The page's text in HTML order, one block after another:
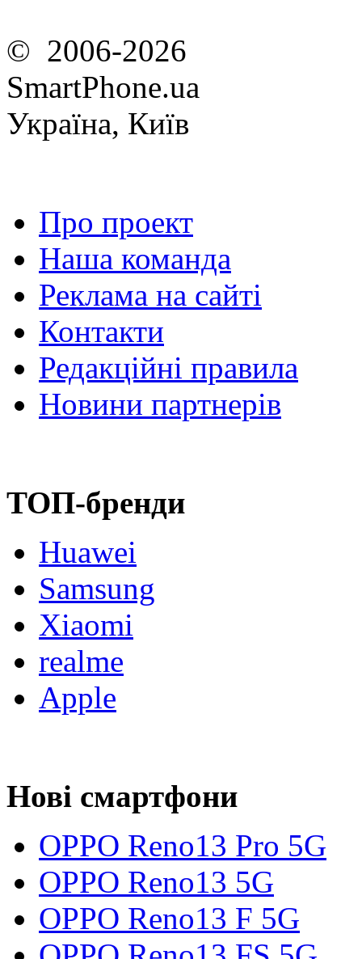
© 2006-2026
SmartPhone.ua
Україна, Київ
Про проект
Наша команда
Реклама на сайті
Контакти
Редакційні правила
Новини партнерів
ТОП-бренди
Huawei
Samsung
Xiaomi
realme
Apple
Нові смартфони
OPPO Reno13 Pro 5G
OPPO Reno13 5G
OPPO Reno13 F 5G